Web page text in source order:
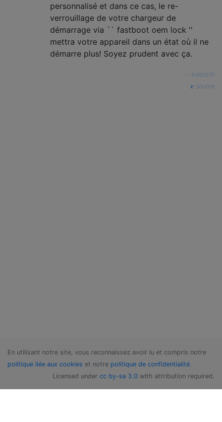
personnalisé et dans ce cas, le re-
verrouillage de votre chargeur de
démarrage via `` fastboot oem lock ''
mettra votre appareil dans un état où il ne
démarre plus! Soyez prudent avec ça.
kuleszdl
source
En utilisant notre site, vous reconnaissez avoir lu et compris notre
politique liée aux cookies et notre politique de confidentialité.
Licensed under cc by-sa 3.0 with attribution required.